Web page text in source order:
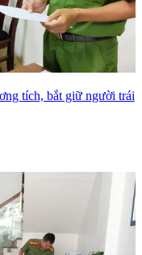
tích, bắt giữ người trái